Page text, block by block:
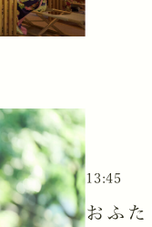
13:45
おふ